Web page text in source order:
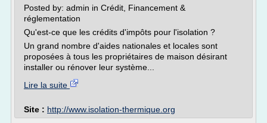
Posted by: admin in Crédit, Financement &
réglementation
Qu'est-ce que les crédits d'impôts pour l'isolation ?
Un grand nombre d'aides nationales et locales sont
proposées à tous les propriétaires de maison désirant
installer ou rénover leur système...
Lire la suite
Site : http://www.isolation-thermique.org